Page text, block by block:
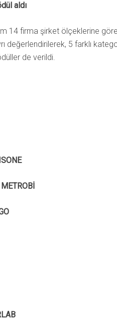
aldı
14 firma şirket ölçeklerine göre
değerlendirilerek, 5 farklı
de verildi.
METROBİ